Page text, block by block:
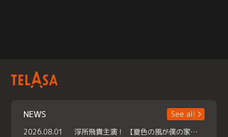
NEWS
See all
2026.08.01
浮所飛貴主演！ 【夏色の風が僕の家にやってきた】 本日よりテラサで独占配信スタート！